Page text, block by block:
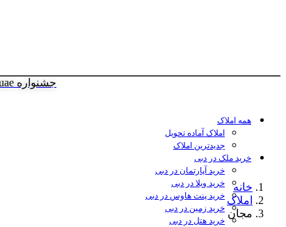
جشنواره amlakuae
همه املاک
املاک آماده تحویل
جدیدترین املاک
خرید ملک در دبی
خرید آپارتمان در دبی
خرید ویلا در دبی
خرید پنت هاوس در دبی
خرید زمین در دبی
خرید هتل در دبی
خانه
املاک
مجان